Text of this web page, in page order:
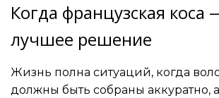
Когда французская коса
лучшее решение
Жизнь полна ситуаций, когда
должны быть собраны аккуратно, а